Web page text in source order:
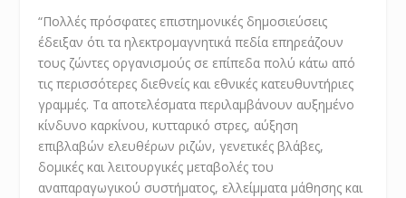
“Πολλές πρόσφατες επιστημονικές δημοσιεύσεις
έδειξαν ότι τα ηλεκτρομαγνητικά πεδία επηρεάζουν
τους ζώντες οργανισμούς σε επίπεδα πολύ κάτω από
τις περισσότερες διεθνείς και εθνικές κατευθυντήριες
γραμμές. Τα αποτελέσματα περιλαμβάνουν αυξημένο
κίνδυνο καρκίνου, κυτταρικό στρες, αύξηση
επιβλαβών ελευθέρων ριζών, γενετικές βλάβες,
δομικές και λειτουργικές μεταβολές του
αναπαραγωγικού συστήματος, ελλείμματα μάθησης και